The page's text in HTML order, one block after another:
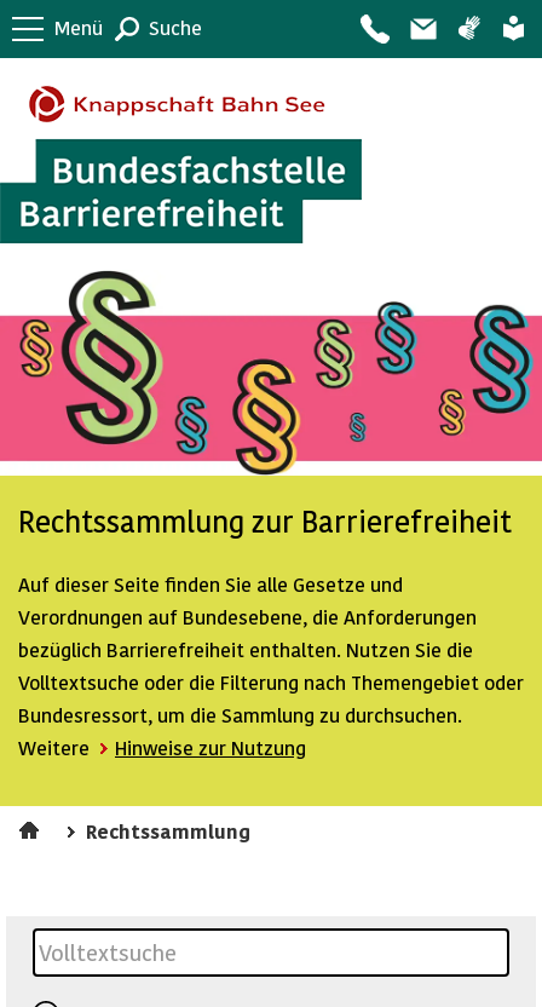
Menü Suche
Rechtssammlung zur Barrierefreiheit
Auf dieser Seite finden Sie alle Gesetze und
Verordnungen auf Bundesebene, die Anforderungen
bezüglich Barrierefreiheit enthalten. Nutzen Sie die
Volltextsuche oder die Filterung nach Themengebiet oder
Bundesressort, um die Sammlung zu durchsuchen.
Weitere
Hinweise zur Nutzung
Rechtssammlung